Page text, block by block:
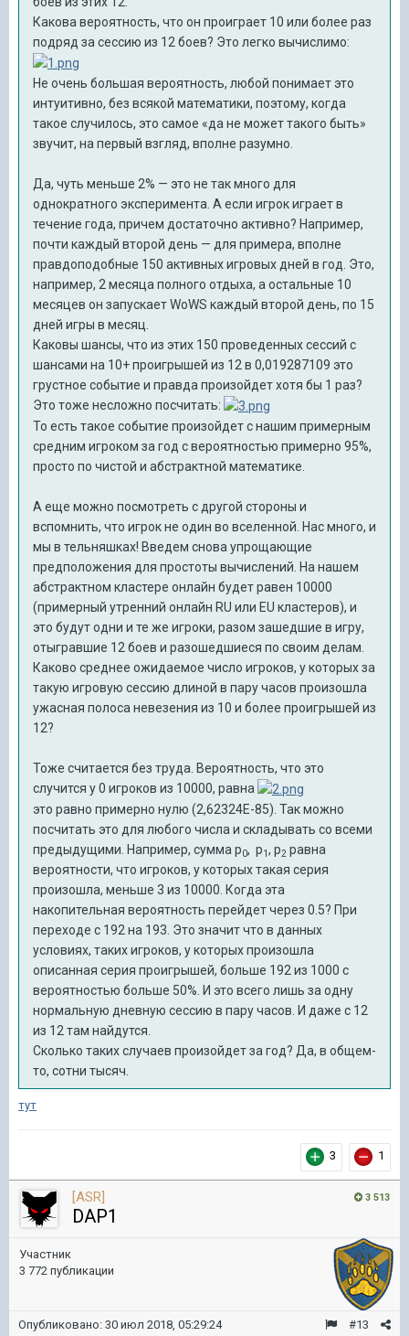
Какова вероятность, что он проиграет 10 или более раз
подряд за сессию из 12 боев? Это легко вычислимо:
Не очень большая вероятность, любой понимает это
интуитивно, без всякой математики, поэтому, когда
такое случилось, это самое «да не может такого быть»
звучит, на первый взгляд, вполне разумно.
Да, чуть меньше 2% — это не так много для
однократного эксперимента. А если игрок играет в
течение года, причем достаточно активно? Например,
почти каждый второй день — для примера, вполне
правдоподобные 150 активных игровых дней в год. Это,
например, 2 месяца полного отдыха, а остальные 10
месяцев он запускает WoWS каждый второй день, по 15
дней игры в месяц.
Каковы шансы, что из этих 150 проведенных сессий с
шансами на 10+ проигрышей из 12 в 0,019287109 это
грустное событие и правда произойдет хотя бы 1 раз?
Это тоже несложно посчитать:
То есть такое событие произойдет с нашим примерным
средним игроком за год с вероятностью примерно 95%,
просто по чистой и абстрактной математике.
А еще можно посмотреть с другой стороны и
вспомнить, что игрок не один во вселенной. Нас много, и
мы в тельняшках! Введем снова упрощающие
предположения для простоты вычислений. На нашем
абстрактном кластере онлайн будет равен 10000
(примерный утренний онлайн RU или EU кластеров), и
это будут одни и те же игроки, разом зашедшие в игру,
отыгравшие 12 боев и разошедшиеся по своим делам.
Каково среднее ожидаемое число игроков, у которых за
такую игровую сессию длиной в пару часов произошла
ужасная полоса невезения из 10 и более проигрышей из
12?
Тоже считается без труда. Вероятность, что это
случится у 0 игроков из 10000, равна
это равно примерно нулю (2,62324E-85). Так можно
посчитать это для любого числа и складывать со всеми
предыдущими. Например, сумма p0, p1 , p2 равна
вероятности, что игроков, у которых такая серия
произошла, меньше 3 из 10000. Когда эта
накопительная вероятность перейдет через 0.5? При
переходе с 192 на 193. Это значит что в данных
условиях, таких игроков, у которых произошла
описанная серия проигрышей, больше 192 из 1000 с
вероятностью больше 50%. И это всего лишь за одну
нормальную дневную сессию в пару часов. И даже с 12
из 12 там найдутся.
Сколько таких случаев произойдет за год? Да, в общем-
то, сотни тысяч.
тут
3 1
3 513
[ASR]
DAP1
Участник
3 772 публикации
#13
Опубликовано: 30 июл 2018, 05:29:24